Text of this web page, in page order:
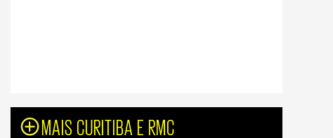
MAIS CURITIBA E RMC